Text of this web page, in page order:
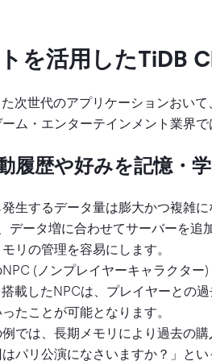
を活用したTiDB
次世代のアプリケーションおい
ム・エンターテインメント業界
履歴や好みを記憶・
生するデータ量は膨大かつ複雑
データ増に合わせてサーバーを
リの管理を容易にします。
(ノンプレイヤーキャラクタ
載したNPCは、プレイヤーとの
たことが可能となります。
では、長期メモリにより過去の
パリ公演になさいますか？」と